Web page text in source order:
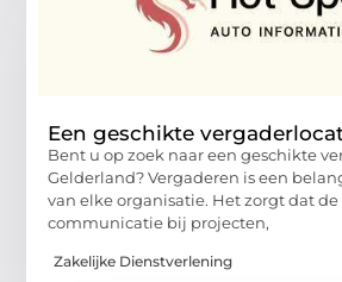
Een geschikte
Bent u op zoek naar een geschikte
Gelderland? Vergaderen is een
van elke organisatie. Het zorgt dat
communicatie bij projecten,
Zakelijke Dienstverlening